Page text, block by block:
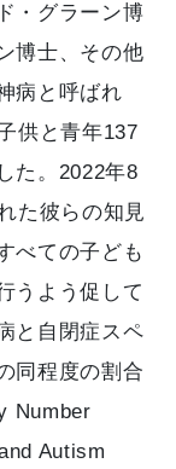
・グラーン博
博士、その他
病と呼ばれ
供と青年137
た。2022年8
た彼らの知見
べての子ども
うよう促して
と自閉症スペ
同程度の割合
Number
Autism